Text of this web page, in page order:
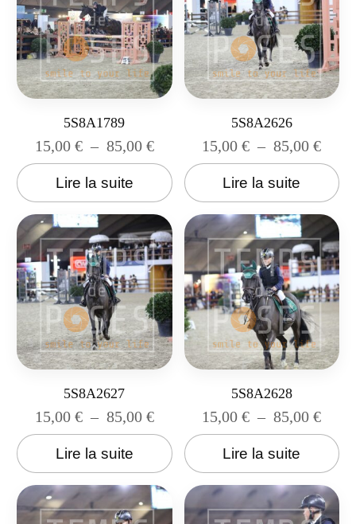
5S8A1789
15,00 € – 85,00 €
Lire la suite
5S8A2626
15,00€ – 85,00€
Lire la suite
5S8A2627
15,00 € – 85,00 €
Lire la suite
5S8A2628
15,00€ – 85,00€
Lire la suite